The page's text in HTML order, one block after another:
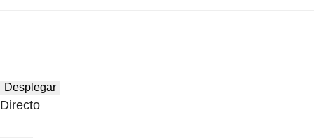
Desplegar
Directo